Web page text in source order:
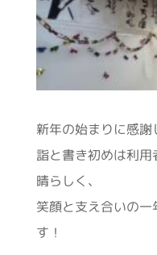
新年の始まりに感
詣と書き初めは利
晴らしく、
笑顔と支え合いの
す！